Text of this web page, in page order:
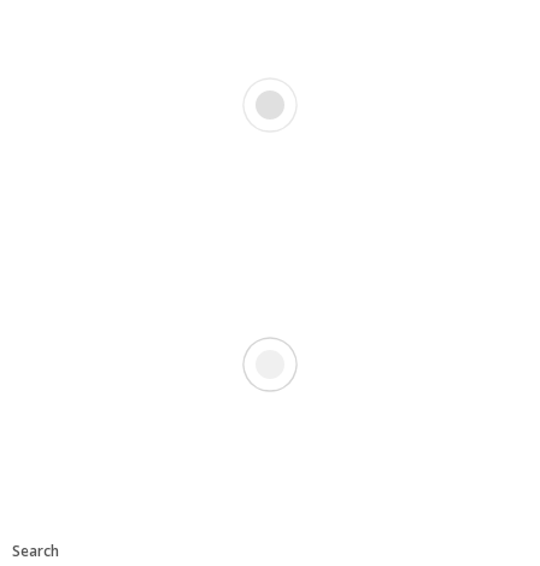
Search